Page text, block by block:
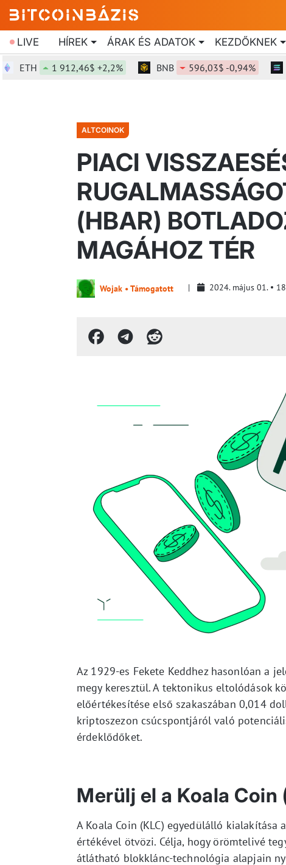
LIVE HÍREK ÁRAK ÉS ADATOK KEZDŐKNEK
ETH 1 912,46$ +2,2% BNB 596,03$ -0,94% SOL
ALTCOINOK
PIACI
(HBAR)
MAGÁHOZ TÉR
Wojak • Támogatott 2024. május 01.
Az 1929-es Fekete Keddhez hasonlóan a
megy keresztül. A tektonikus eltolódások
előértékesítése első szakaszában 0,014
kriptoszezon csúcspontjáról való
érdeklődőket.
Merülj el a Koala Coin
A Koala Coin (KLC) egyedülálló kialakítása
értékével ötvözi. Célja, hogy örömtelivé
átlátható blokklánc-technológia alapjain